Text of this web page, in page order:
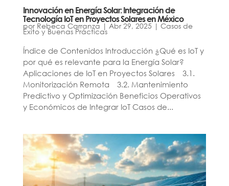
Innovación en Energía Solar: Integración de
Tecnología IoT en Proyectos Solares en México
por Rebeca Carranza | Abr 29, 2025 | Casos de
Éxito y Buenas Prácticas
Índice de Contenidos Introducción ¿Qué es IoT y
por qué es relevante para la Energía Solar?
Aplicaciones de IoT en Proyectos Solares 3.1.
Monitorización Remota 3.2. Mantenimiento
Predictivo y Optimización Beneficios Operativos
y Económicos de Integrar IoT Casos de...